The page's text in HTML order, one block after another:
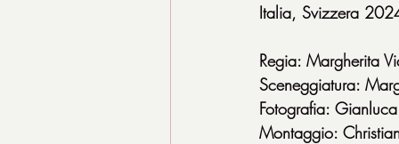
Italia, Svizzera
Regia: Margherita
Sceneggiatura:
Fotografia:
Montaggio: